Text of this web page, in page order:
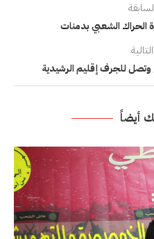
الحراك الشعبي بدمنات
وتصل للجرف إقليم الرشيدية
أيضاً